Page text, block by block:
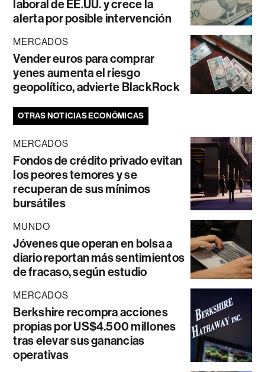
laboral de EE.UU. y crece la
alerta por posible intervención
MERCADOS
Vender euros para comprar
yenes aumenta el riesgo
geopolítico, advierte BlackRock
OTRAS NOTICIAS ECONÓMICAS
MERCADOS
Fondos de crédito privado evitan
los peores temores y se
recuperan de sus mínimos
bursátiles
MUNDO
Jóvenes que operan en bolsa a
diario reportan más sentimientos
de fracaso, según estudio
MERCADOS
Berkshire recompra acciones
propias por US$4.500 millones
tras elevar sus ganancias
operativas